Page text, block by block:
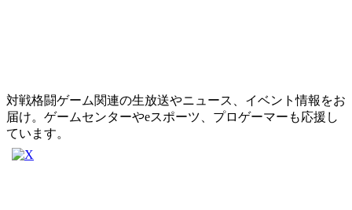
対戦格闘ゲーム関連の生放送やニュース、イベント情報をお
届け。ゲームセンターやeスポーツ、プロゲーマーも応援し
ています。